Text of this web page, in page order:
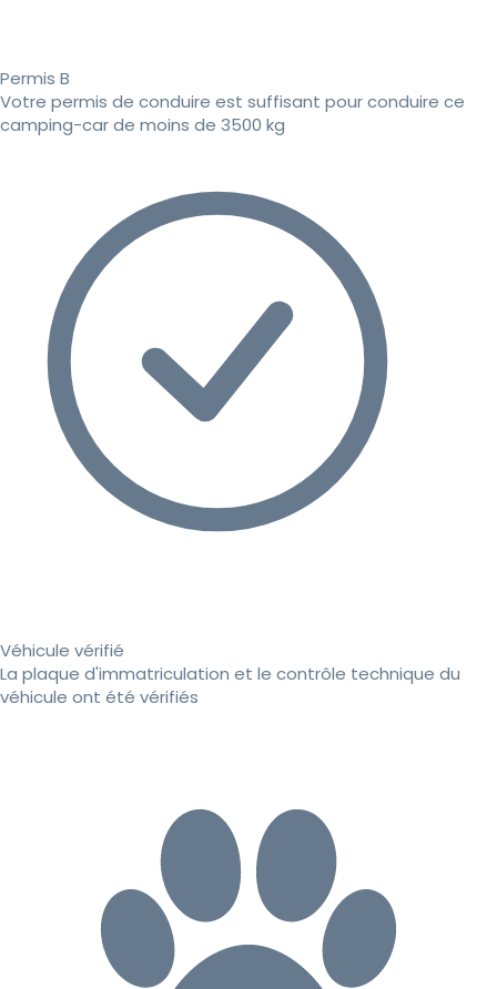
Permis B
Votre permis de conduire est suffisant pour conduire ce
camping-car de moins de 3500 kg
Véhicule vérifié
La plaque d'immatriculation et le contrôle technique du
véhicule ont été vérifiés